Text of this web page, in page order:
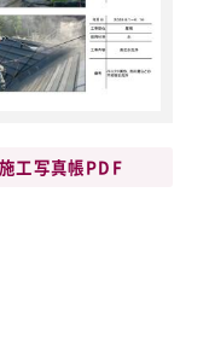
施工写真帳PDF